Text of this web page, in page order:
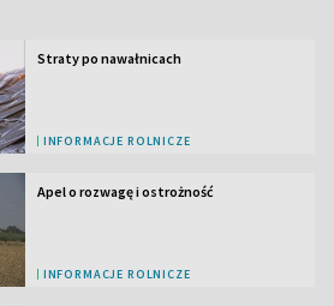
Straty po nawałnicach
INFORMACJE ROLNICZE
Apel o rozwagę i ostrożność
INFORMACJE ROLNICZE